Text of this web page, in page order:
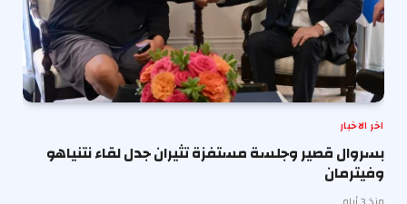
اخر الاخبار
بسروال قصير وجلسة مستفزة تثيران جدل لقاء نتنياهو
وفيترمان